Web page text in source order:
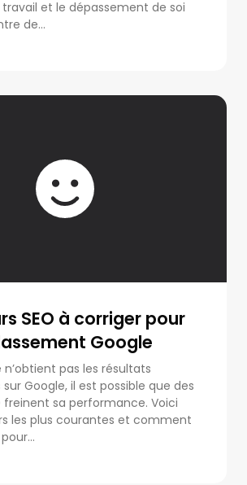
et le dépassement de soi
de...
SEO à corriger pour
Google
n’obtient pas les résultats
Google, il est possible que des
freinent sa performance. Voici
les plus courantes et comment